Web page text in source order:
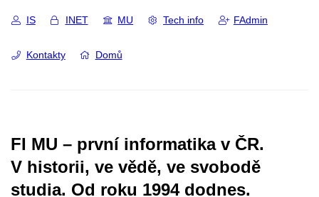
IS INET MU Tech info FAdmin
Kontakty Domů
FI MU – první informatika v ČR.
V historii, ve vědě, ve svobodě
studia. Od roku 1994 dodnes.